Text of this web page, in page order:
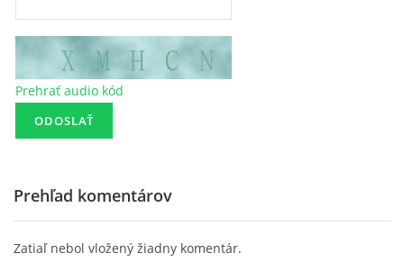
Prehrať audio kód
Prehľad komentárov
Zatiaľ nebol vložený žiadny komentár.